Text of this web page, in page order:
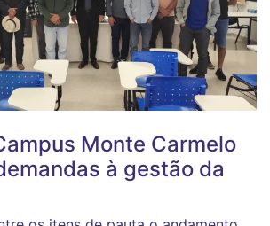
Monte Carmelo
à gestão da